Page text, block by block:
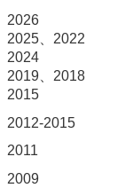
招
生
專
區
術
研
2026
2025、2022
2024
2019、2018
2015
2012-2015
2011
2009